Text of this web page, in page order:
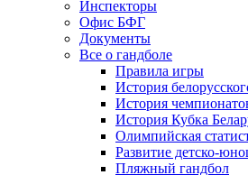
Инспекторы
Офис БФГ
Документы
Все о гандболе
Правила игры
История
История
История Кубка
Олимпийская
Развитие детско-
Пляжный гандбол